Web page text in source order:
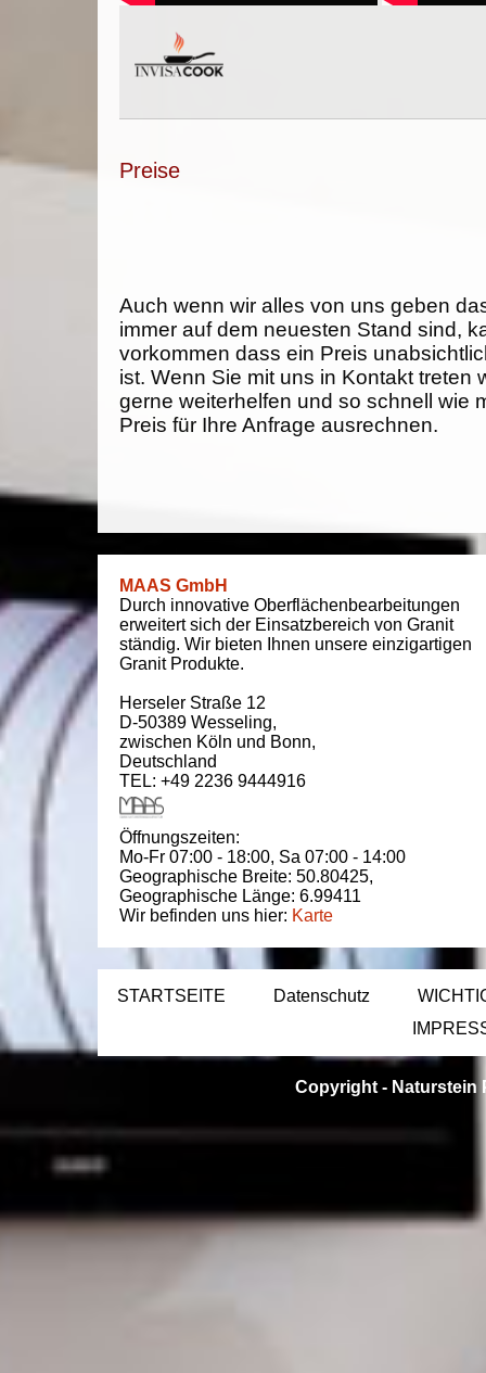
Preise
Auch wenn wir alles von uns geben
immer auf dem neuesten Stand sind,
vorkommen dass ein Preis
ist. Wenn Sie mit uns in Kontakt treten
gerne weiterhelfen und so schnell wie
Preis für Ihre Anfrage ausrechnen.
MAAS GmbH
Durch innovative Oberflächenbearbeitungen
erweitert sich der Einsatzbereich von Granit
ständig. Wir bieten Ihnen unsere einzigartigen
Granit Produkte.
Herseler Straße 12
D-50389 Wesseling,
zwischen Köln und Bonn,
Deutschland
TEL: +49 2236 9444916
Öffnungszeiten:
Mo-Fr 07:00 - 18:00, Sa 07:00 - 14:00
Geographische Breite: 50.80425,
Geographische Länge: 6.99411
Wir befinden uns hier: Karte
STARTSEITE Datenschutz
Copyright - Naturstein